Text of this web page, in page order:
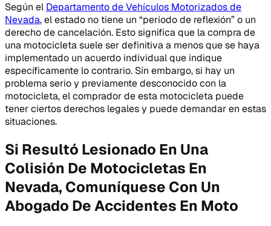
Según el Departamento de Vehículos Motorizados de
Nevada, el estado no tiene un “período de reflexión” o un
derecho de cancelación. Esto significa que la compra de
una motocicleta suele ser definitiva a menos que se haya
implementado un acuerdo individual que indique
específicamente lo contrario. Sin embargo, si hay un
problema serio y previamente desconocido con la
motocicleta, el comprador de esta motocicleta puede
tener ciertos derechos legales y puede demandar en estas
situaciones.
Si Resultó Lesionado En Una
Colisión De Motocicletas En
Nevada, Comuníquese Con Un
Abogado De Accidentes En Moto